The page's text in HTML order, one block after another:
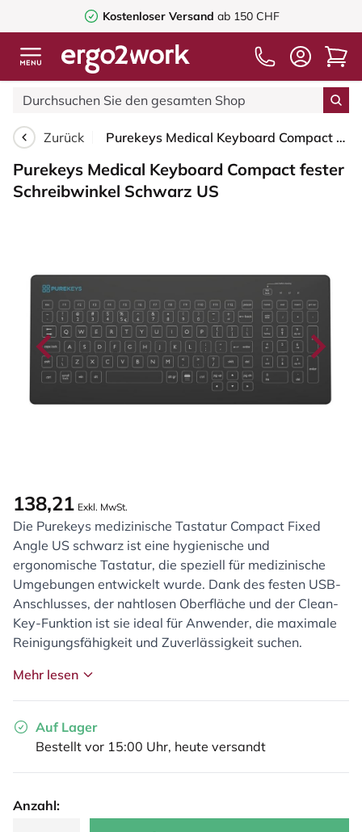
Kostenloser Versand ab 150 CHF
Zurück Purekeys Medical Keyboard Compact fester Schreibwinkel Schwarz US
Purekeys Medical Keyboard Compact fester
Schreibwinkel Schwarz US
138,21 Exkl. MwSt.
Die Purekeys medizinische Tastatur Compact Fixed
Angle US schwarz ist eine hygienische und
ergonomische Tastatur, die speziell für medizinische
Umgebungen entwickelt wurde. Dank des festen USB-
Anschlusses, der nahtlosen Oberfläche und der Clean-
Key-Funktion ist sie ideal für Anwender, die maximale
Reinigungsfähigkeit und Zuverlässigkeit suchen.
Mehr lesen
Auf Lager
Bestellt vor 15:00 Uhr, heute versandt
Anzahl: